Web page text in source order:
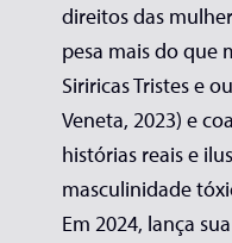
direitos das
pesa mais do que
Siriricas Tristes e
Veneta, 2023) e
histórias reais e
masculinidade
Em 2024, lança